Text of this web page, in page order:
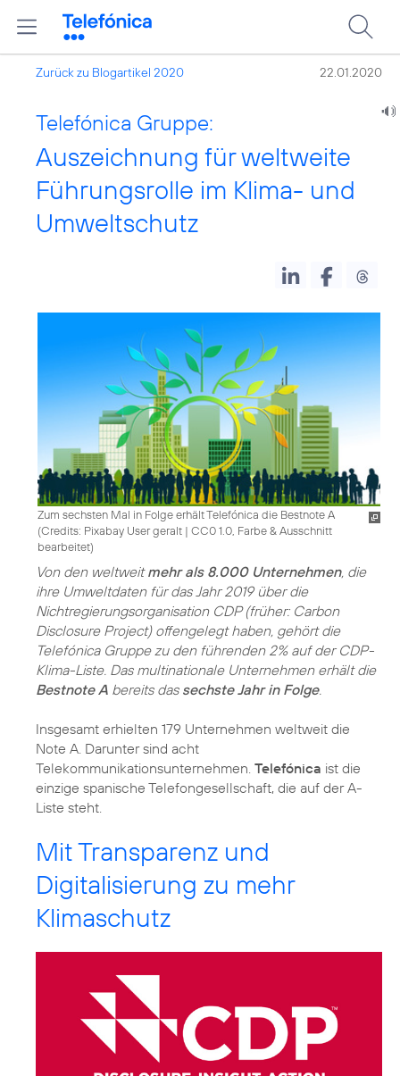
Zurück zu Blogartikel 2020 22.01.2020
Telefónica Gruppe:
Auszeichnung für weltweite
Führungsrolle im Klima- und
Umweltschutz
Zum sechsten Mal in Folge erhält Telefónica die Bestnote A
(Credits: Pixabay User geralt | CC0 1.0, Farbe & Ausschnitt
bearbeitet)
Von den weltweitmehr als 8.000 Unternehmen, die
ihre Umweltdaten für das Jahr 2019 über die
Nichtregierungsorganisation CDP (früher: Carbon
Disclosure Project) offengelegt haben, gehört die
Telefónica Gruppe zu den führenden 2% auf der CDP-
Klima-Liste. Das multinationale Unternehmen erhält die
Bestnote A bereits das sechste Jahr in Folge.
Insgesamt erhielten 179 Unternehmen weltweit die
Note A. Darunter sind acht
Telekommunikationsunternehmen. Telefónica ist die
einzige spanische Telefongesellschaft, die auf der A-
Liste steht.
Mit Transparenz und
Digitalisierung zu mehr
Klimaschutz